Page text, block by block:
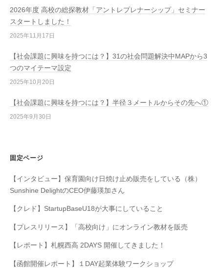
2026年度 高校の総探教材「アントレプレナーシップ」セミナー
スタートしました！
2025年11月17日
【社会課題に興味を持つには？】31の社会問題解決中MAPから3
つのマイテーマ設定
2025年10月20日
【社会課題に興味を持つには？】半径３メートルからその先へ①
2025年9月30日
固定ページ
【インタビュー】保育園向け日焼け止め販売をしている（株）
Sunshine DelightのCEO伊藤瑛加さん
【クレド】StartupBaseU18が大事にしていること
【プレスリリース】「高校向け」にオンライン教材を販売
【レポート】札幌西高 2DAYS 開催してきました！
【函館開催レポート】１DAY起業体験ワークショップ